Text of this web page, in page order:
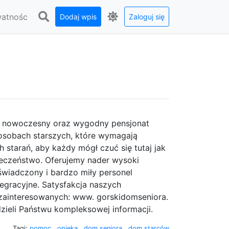
Dodaj wpis Zaloguj się
oraz wygodny pensjonat
starszych, które wymagają
starań, aby każdy mógł czuć się tutaj jak
Oferujemy nader wysoki
i bardzo miły personel
Satysfakcja naszych
www. gorskidomseniora.
Państwu kompleksowej informacji.